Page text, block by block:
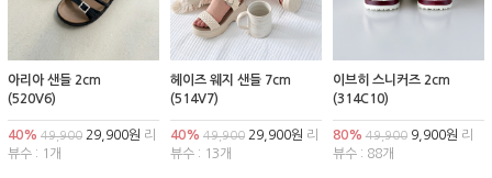
아리아 샌들 2cm
(520V6)
40% 49,900 29,900원 리
뷰수 : 1개
헤이즈 웨지 샌들 7cm
(514V7)
40% 49,90029,900원 리
뷰수 : 13개
이브히 스니커즈 2cm
(314C10)
80% 49,9009,900원 리
뷰수 : 88개